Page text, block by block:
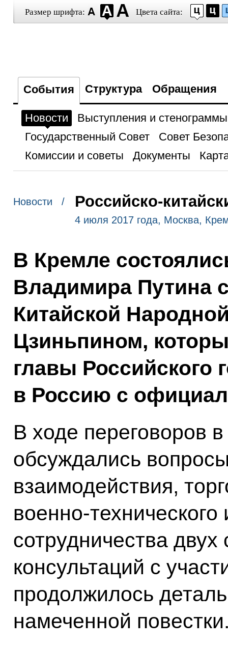
Размер шрифта: Цвета сайта:
События Структура Обращения
Новости
Выступления и стенограммы
Государственный Совет
Совет
Комиссии и советы
Документы
Новости / Российско-
4 июля 2017 года, Москва,
В Кремле
Владимира Путина
Китайской
Цзиньпином,
главы Российского
в Россию с
В ходе переговоров
обсуждались
взаимодействия,
военно-технического
сотрудничества
консультаций с
продолжилось
намеченной